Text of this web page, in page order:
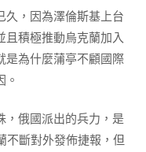
久，因為澤倫斯基上台
且積極推動烏克蘭加入
是為什麼蒲亭不顧國際
。
，俄國派出的兵力，是
不斷對外發佈捷報，但